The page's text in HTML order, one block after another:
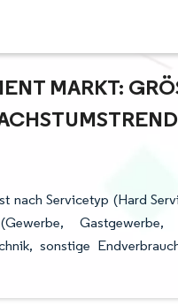
MARKT:
nach Servicetyp (Hard
sonstige